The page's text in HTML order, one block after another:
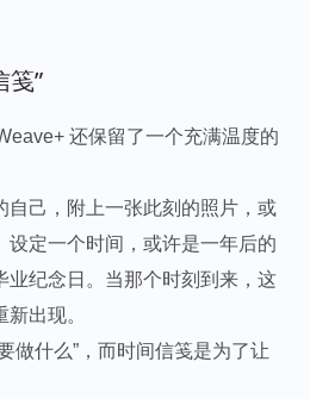
笺”
还保留了一个充满温度的
自己，附上一张此刻的照片，或
设定一个时间，或许是一年后的
业纪念日。当那个时刻到来，这
出现。
做什么”，而时间信笺是为了让